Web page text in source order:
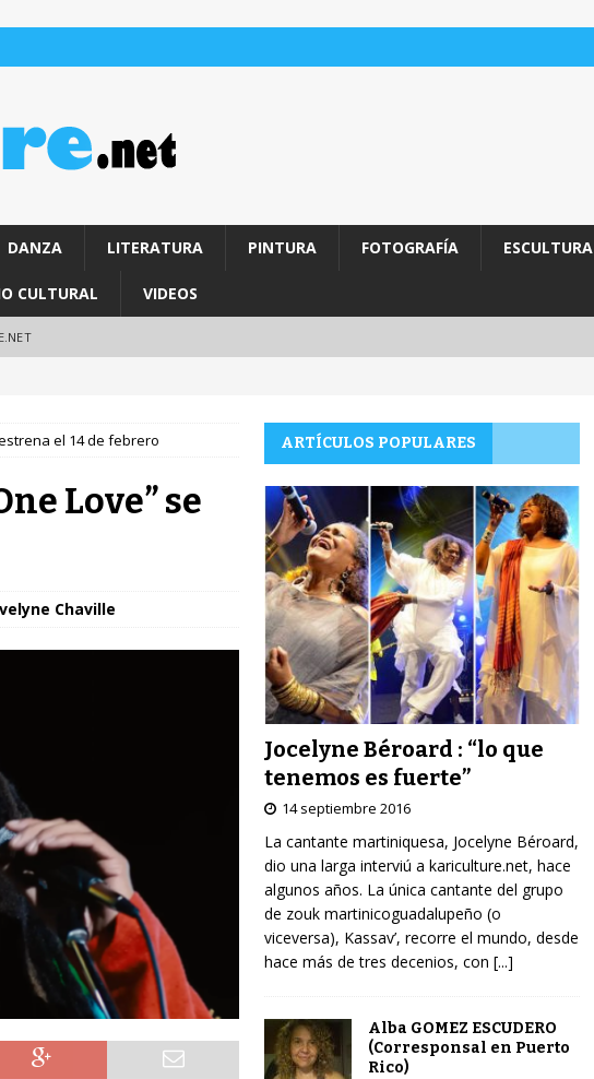
DANZA LITERATURA PINTURA FOTOGRAFÍA ESCULTURA
CULTURAL VIDEOS
el 14 de febrero
Love” se
Chaville
ARTÍCULOS POPULARES
Jocelyne Béroard : “lo que
tenemos es fuerte”
14 septiembre 2016
La cantante martiniquesa, Jocelyne Béroard,
dio una larga interviú a kariculture.net, hace
algunos años. La única cantante del grupo
de zouk martinicoguadalupeño (o
viceversa), Kassav’, recorre el mundo, desde
hace más de tres decenios, con [...]
Alba GOMEZ ESCUDERO
(Corresponsal en Puerto
Rico)